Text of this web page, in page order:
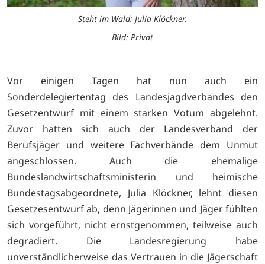
Steht im Wald: Julia Klöckner.
Bild: Privat
Vor einigen Tagen hat nun auch ein
Sonderdelegiertentag des Landesjagdverbandes den
Gesetzentwurf mit einem starken Votum abgelehnt.
Zuvor hatten sich auch der Landesverband der
Berufsjäger und weitere Fachverbände dem Unmut
angeschlossen. Auch die ehemalige
Bundeslandwirtschaftsministerin und heimische
Bundestagsabgeordnete, Julia Klöckner, lehnt diesen
Gesetzesentwurf ab, denn Jägerinnen und Jäger fühlten
sich vorgeführt, nicht ernstgenommen, teilweise auch
degradiert. Die Landesregierung habe
unverständlicherweise das Vertrauen in die Jägerschaft